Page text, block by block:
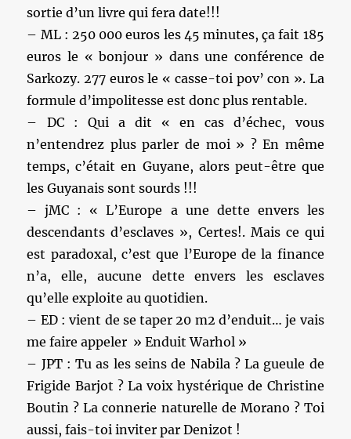
sortie d’un livre qui fera date!!!
– ML : 250 000 euros les 45 minutes, ça fait 185
euros le « bonjour » dans une conférence de
Sarkozy. 277 euros le « casse-toi pov’ con ». La
formule d’impolitesse est donc plus rentable.
– DC : Qui a dit « en cas d’échec, vous
n’entendrez plus parler de moi » ? En même
temps, c’était en Guyane, alors peut-être que
les Guyanais sont sourds !!!
– jMC : « L’Europe a une dette envers les
descendants d’esclaves », Certes!. Mais ce qui
est paradoxal, c’est que l’Europe de la finance
n’a, elle, aucune dette envers les esclaves
qu’elle exploite au quotidien.
– ED : vient de se taper 20 m2 d’enduit… je vais
me faire appeler » Enduit Warhol »
– JPT : Tu as les seins de Nabila ? La gueule de
Frigide Barjot ? La voix hystérique de Christine
Boutin ? La connerie naturelle de Morano ? Toi
aussi, fais-toi inviter par Denizot !